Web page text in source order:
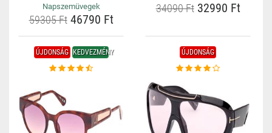
Napszemüvegek
59305 Ft46790 Ft
34090 Ft32990 Ft
ÚJDONSÁG KEDVEZMÉNY ÚJDONSÁG